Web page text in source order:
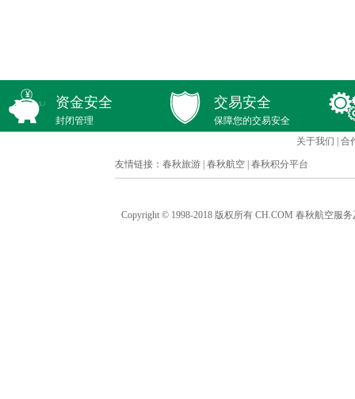
资金安全
封闭管理
交易安全
保障您的交易安全
关于我们
合
友情链接： 春秋旅游 春秋航空 春秋积分平台
Copyright © 1998-2018 版权所有 CH.COM 春秋航空服